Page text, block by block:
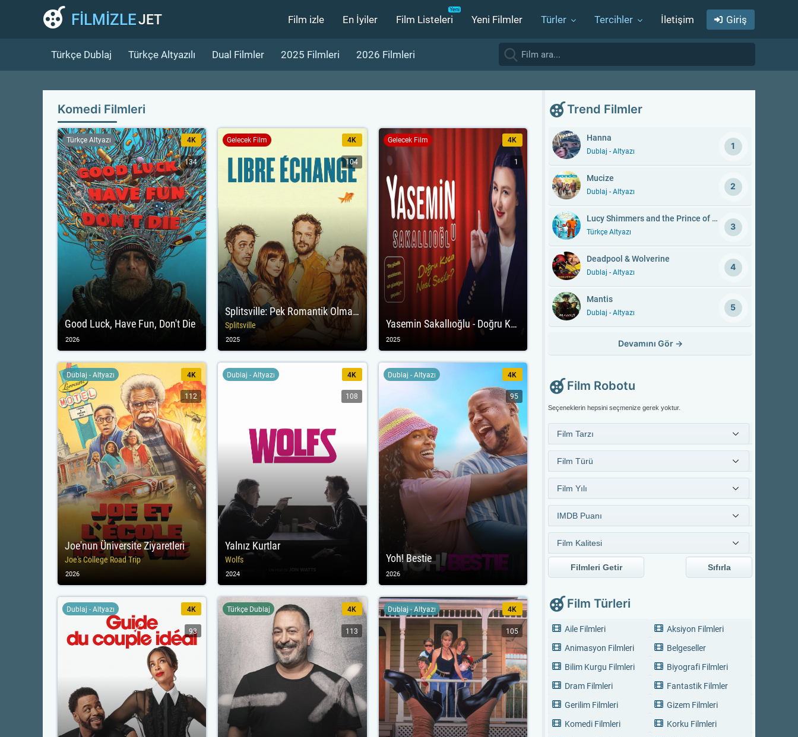
FİLMİZLEJET Film izle En İyiler Film Listeleri Yeni Filmler Türler Tercihler İletişim Giriş
Türkçe Dublaj Türkçe Altyazılı Dual Filmler 2025 Filmleri 2026 Filmleri
Komedi Filmleri
Good Luck, Have Fun, Don't Die
Türkçe Altyazı 4K
134
2026
Splitsville: Pek Romantik Olmayan Komedi
Splitsville
Gelecek Film 4K
104
2025
Yasemin Sakallıoğlu - Doğru Koca Nasıl Seçilir?
Gelecek Film 4K
1
2025
Joe'nun Üniversite Ziyaretleri
Joe's College Road Trip
Dublaj - Altyazı 4K
112
2026
Yalnız Kurtlar
Wolfs
Dublaj - Altyazı 4K
108
2024
Yoh! Bestie
Dublaj - Altyazı 4K
95
2026
Dublaj - Altyazı 4K
93
Türkçe Dublaj 4K
113
Dublaj - Altyazı 4K
105
Trend Filmler
Hanna
Dublaj - Altyazı
1
Mucize
Dublaj - Altyazı
2
Lucy Shimmers and the Prince of Peace
Türkçe Altyazı
3
Deadpool & Wolverine
Dublaj - Altyazı
4
Mantis
Dublaj - Altyazı
5
Devamını Gör →
Film Robotu
Seçeneklerin hepsini seçmenize gerek yoktur.
Filmleri Getir Sıfırla
Film Türleri
Aile Filmleri
Aksiyon Filmleri
Animasyon Filmleri
Belgeseller
Bilim Kurgu Filmleri
Biyografi Filmleri
Dram Filmleri
Fantastik Filmler
Gerilim Filmleri
Gizem Filmleri
Komedi Filmleri
Korku Filmleri